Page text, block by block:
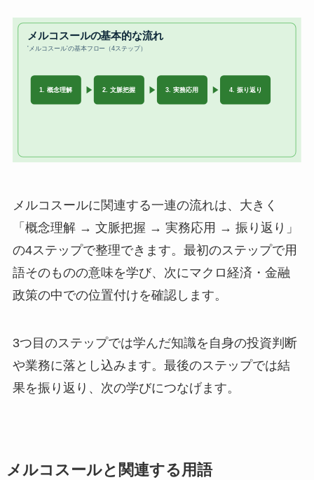
メルコスールに関連する一連の流れは、大きく
「概念理解 → 文脈把握 → 実務応用 → 振り返り」
の4ステップで整理できます。最初のステップで用
語そのものの意味を学び、次にマクロ経済・金融
政策の中での位置付けを確認します。
3つ目のステップでは学んだ知識を自身の投資判断
や業務に落とし込みます。最後のステップでは結
果を振り返り、次の学びにつなげます。
メルコスールと関連する用語